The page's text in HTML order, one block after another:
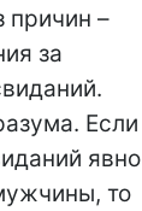
причин –
за
Если
явно
то